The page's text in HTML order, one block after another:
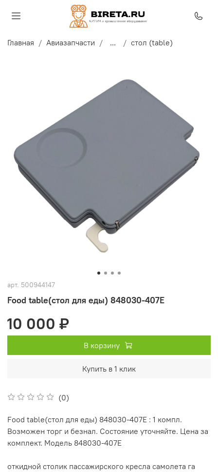
Главная Авиазапчасти ... стол (table)
арт. 500944147
Food table(стол для еды) 848030-407E
(0)
10 000 ₽
В корзину
Купить в 1 клик
Food table(стол для еды) 848030-407E : 1 компл.
Возможен торг и безнал. Состояние уточняйте. Цена за
комплект. Модель 848030-407E
откидной столик пассажирского кресла самолета га